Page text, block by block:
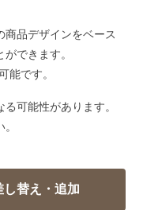
商品デザインをベース
できます。
能です。
可能性があります。